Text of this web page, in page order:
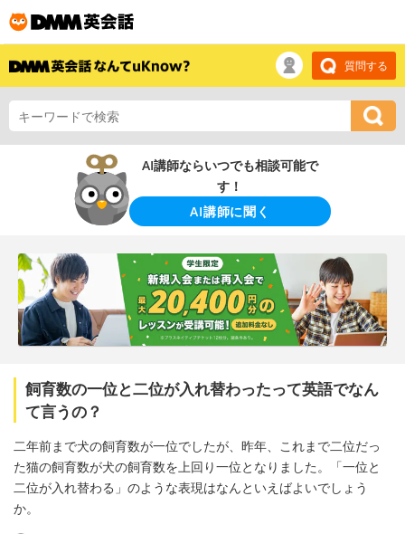
質問する
AI講師ならいつでも相談可能で
す！
AI講師に聞く
飼育数の一位と二位が入れ替わったって英語でなん
て言うの？
二年前まで犬の飼育数が一位でしたが、昨年、これまで二位だっ
た猫の飼育数が犬の飼育数を上回り一位となりました。「一位と
二位が入れ替わる」のような表現はなんといえばよいでしょう
か。